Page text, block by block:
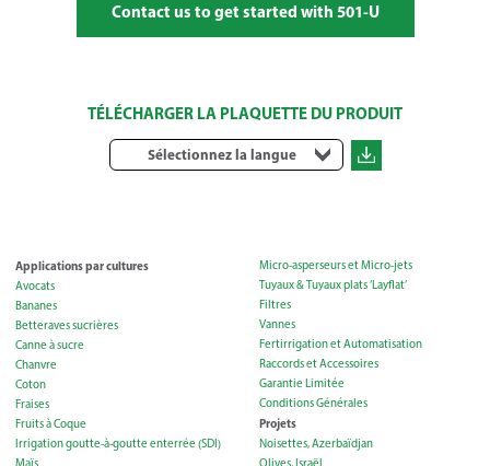
Contact us to get started with 501-U
TÉLÉCHARGER LA PLAQUETTE DU PRODUIT
Sélectionnez la langue
Applications par cultures
Avocats
Bananes
Betteraves sucrières
Canne à sucre
Chanvre
Coton
Fraises
Fruits à Coque
Irrigation goutte-à-goutte enterrée (SDI)
Micro-asperseurs et Micro-jets
Tuyaux & Tuyaux plats ‘Layflat’
Filtres
Vannes
Fertirrigation et Automatisation
Raccords et Accessoires
Garantie Limitée
Conditions Générales
Projets
Noisettes, Azerbaïdjan